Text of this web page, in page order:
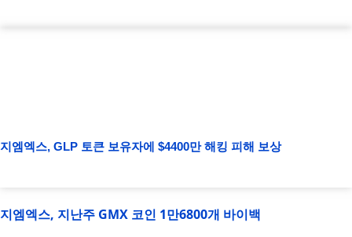
지엠엑스, GLP 토큰 보유자에 $4400만 해킹 피해 보상
지엠엑스, 지난주 GMX 코인 1만6800개 바이백